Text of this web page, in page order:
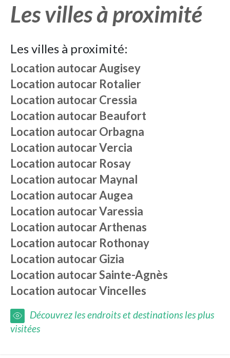
Les villes à proximité
Les villes à proximité:
Location autocarAugisey
Location autocar Rotalier
Location autocarCressia
Location autocar Beaufort
Location autocarOrbagna
Location autocarVercia
Location autocar Rosay
Location autocar Maynal
Location autocarAugea
Location autocarVaressia
Location autocarArthenas
Location autocar Rothonay
Location autocarGizia
Location autocarSainte-Agnès
Location autocarVincelles
Découvrez les endroits et destinations les plus
visitées